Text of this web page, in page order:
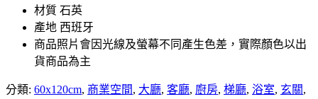
材質 石英
產地 西班牙
商品照片會因光線及螢幕不同產生色差，實際顏色以出
貨商品為主
分類: 60x120cm, 商業空間, 大廳, 客廳, 廚房, 梯廳, 浴室, 玄關,